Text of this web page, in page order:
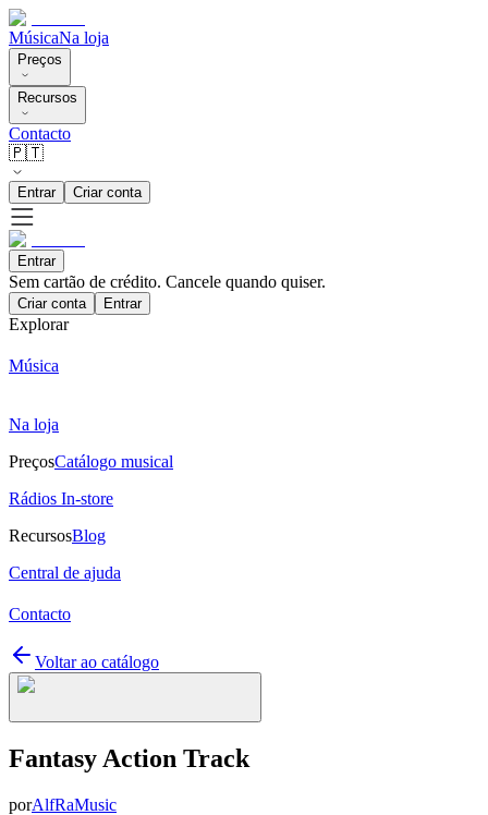
MúsicaNa loja
Preços
Recursos
Contacto
🇵🇹
Entrar Criar conta
Entrar
Sem cartão de crédito. Cancele quando quiser.
Criar conta Entrar
Explorar
Música
Na loja
PreçosCatálogo musical
Rádios In-store
RecursosBlog
Central de ajuda
Contacto
Voltar ao catálogo
Fantasy Action Track
porAlfRaMusic